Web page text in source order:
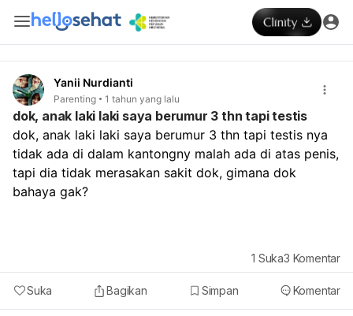
Yanii Nurdianti
Parenting 1 tahun yang lalu
dok, anak laki laki saya berumur 3 thn tapi testis
dok, anak laki laki saya berumur 3 thn tapi testis nya
tidak ada di dalam kantongny malah ada di atas penis,
tapi dia tidak merasakan sakit dok, gimana dok
bahaya gak?
Suka Bagikan Simpan Komentar
1 Suka3 Komentar